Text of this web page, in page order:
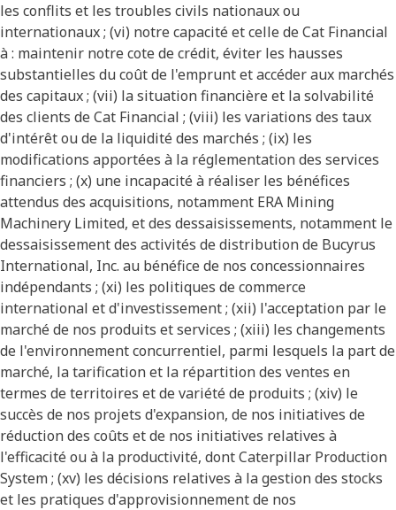
les conflits et les troubles civils nationaux ou
internationaux ; (vi) notre capacité et celle de Cat Financial
à : maintenir notre cote de crédit, éviter les hausses
substantielles du coût de l'emprunt et accéder aux marchés
des capitaux ; (vii) la situation financière et la solvabilité
des clients de Cat Financial ; (viii) les variations des taux
d'intérêt ou de la liquidité des marchés ; (ix) les
modifications apportées à la réglementation des services
financiers ; (x) une incapacité à réaliser les bénéfices
attendus des acquisitions, notamment ERA Mining
Machinery Limited, et des dessaisissements, notamment le
dessaisissement des activités de distribution de Bucyrus
International, Inc. au bénéfice de nos concessionnaires
indépendants ; (xi) les politiques de commerce
international et d'investissement ; (xii) l'acceptation par le
marché de nos produits et services ; (xiii) les changements
de l'environnement concurrentiel, parmi lesquels la part de
marché, la tarification et la répartition des ventes en
termes de territoires et de variété de produits ; (xiv) le
succès de nos projets d'expansion, de nos initiatives de
réduction des coûts et de nos initiatives relatives à
l'efficacité ou à la productivité, dont Caterpillar Production
System ; (xv) les décisions relatives à la gestion des stocks
et les pratiques d'approvisionnement de nos